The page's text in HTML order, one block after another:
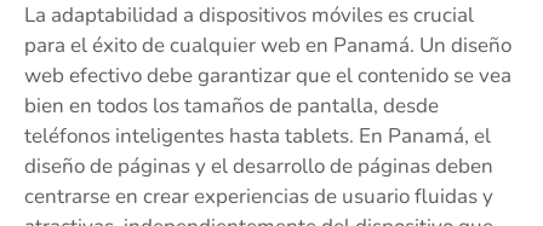
La adaptabilidad a dispositivos móviles es crucial
para el éxito de cualquier web en Panamá. Un diseño
web efectivo debe garantizar que el contenido se vea
bien en todos los tamaños de pantalla, desde
teléfonos inteligentes hasta tablets. En Panamá, el
diseño de páginas y el desarrollo de páginas deben
centrarse en crear experiencias de usuario fluidas y